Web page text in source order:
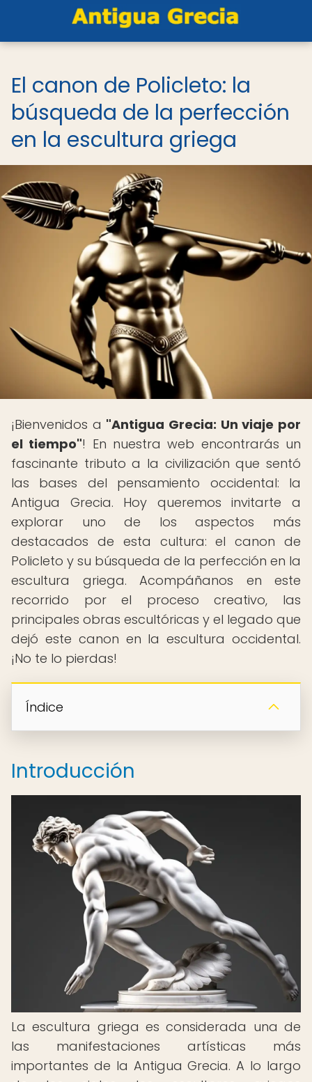
El canon de Policleto: la
búsqueda de la perfección
en la escultura griega
¡Bienvenidos a "Antigua Grecia: Un viaje por
el tiempo"! En nuestra web encontrarás un
fascinante tributo a la civilización que sentó
las bases del pensamiento occidental: la
Antigua Grecia. Hoy queremos invitarte a
explorar uno de los aspectos más
destacados de esta cultura: el canon de
Policleto y su búsqueda de la perfección en la
escultura griega. Acompáñanos en este
recorrido por el proceso creativo, las
principales obras escultóricas y el legado que
dejó este canon en la escultura occidental.
¡No te lo pierdas!
Índice
Introducción
La escultura griega es considerada una de
las manifestaciones artísticas más
importantes de la Antigua Grecia. A lo largo